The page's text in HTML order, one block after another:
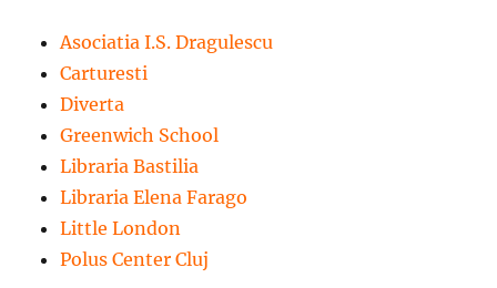
Asociatia I.S. Dragulescu
Carturesti
Diverta
Greenwich School
Libraria Bastilia
Libraria Elena Farago
Little London
Polus Center Cluj